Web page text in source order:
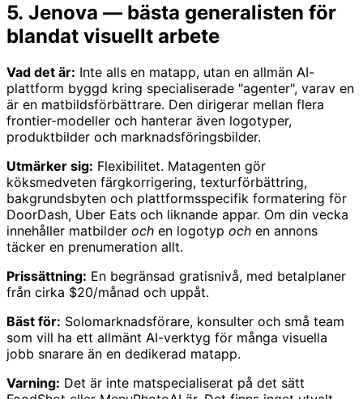
5. Jenova — bästa generalisten för
blandat visuellt arbete
Vad det är: Inte alls en matapp, utan en allmän AI-
plattform byggd kring specialiserade "agenter", varav en
är en matbildsförbättrare. Den dirigerar mellan flera
frontier-modeller och hanterar även logotyper,
produktbilder och marknadsföringsbilder.
Utmärker sig: Flexibilitet. Matagenten gör
köksmedveten färgkorrigering, texturförbättring,
bakgrundsbyten och plattformsspecifik formatering för
DoorDash, Uber Eats och liknande appar. Om din vecka
innehåller matbilder och en logotyp och en annons
täcker en prenumeration allt.
Prissättning: En begränsad gratisnivå, med betalplaner
från cirka $20/månad och uppåt.
Bäst för: Solomarknadsförare, konsulter och små team
som vill ha ett allmänt AI-verktyg för många visuella
jobb snarare än en dedikerad matapp.
Varning: Det är inte matspecialiserat på det sätt